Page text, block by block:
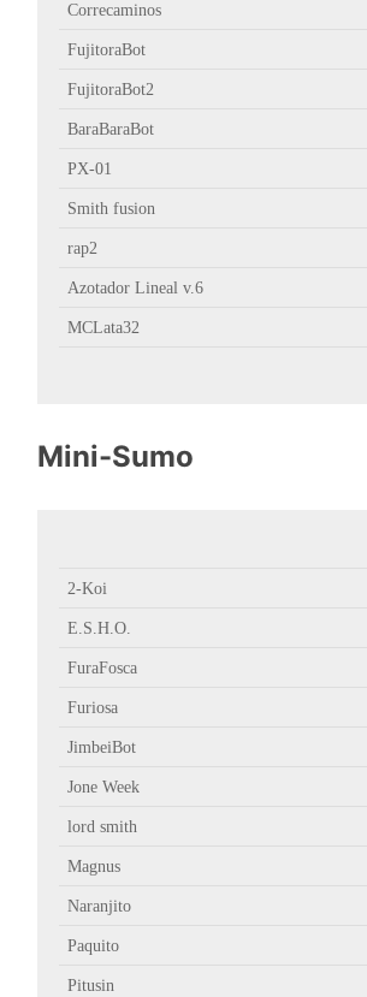
Correcaminos
FujitoraBot
FujitoraBot2
BaraBaraBot
PX-01
Smith fusion
rap2
Azotador Lineal v.6
MCLata32
Mini-Sumo
2-Koi
E.S.H.O.
FuraFosca
Furiosa
JimbeiBot
Jone Week
lord smith
Magnus
Naranjito
Paquito
Pitusin